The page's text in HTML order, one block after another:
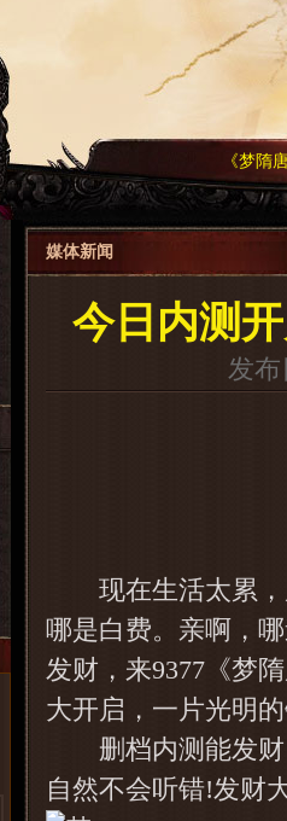
《梦隋
媒体新闻
今日内测
发布
现在生活太累，
哪是白费。亲啊，
发财，来9377《梦
大开启，一片光明
删档内测能发财
自然不会听错!发财